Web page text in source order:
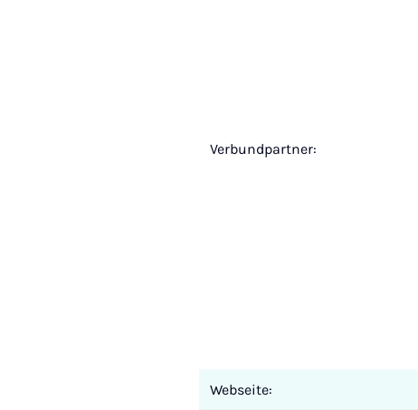
Verbundpartner:
Webseite: